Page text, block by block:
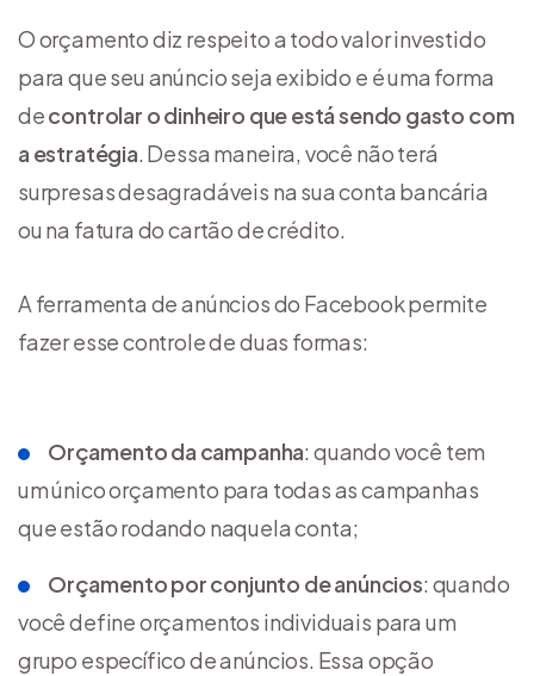
O orçamento diz respeito a todo valor investido
para que seu anúncio seja exibido e é uma forma
decontrolar o dinheiro que está sendo gasto com
a estratégia. Dessa maneira, você não terá
surpresas desagradáveis na sua conta bancária
ou na fatura do cartão de crédito.
A ferramenta de anúncios do Facebook permite
fazer esse controle de duas formas:
Orçamento da campanha: quando você tem
um único orçamento para todas as campanhas
que estão rodando naquela conta;
Orçamento por conjunto de anúncios: quando
você define orçamentos individuais para um
grupo específico de anúncios. Essa opção